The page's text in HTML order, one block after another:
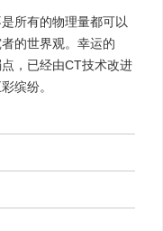
所有的物理量都可以
的世界观。幸运的
，已经由CT技术改进
缤纷。